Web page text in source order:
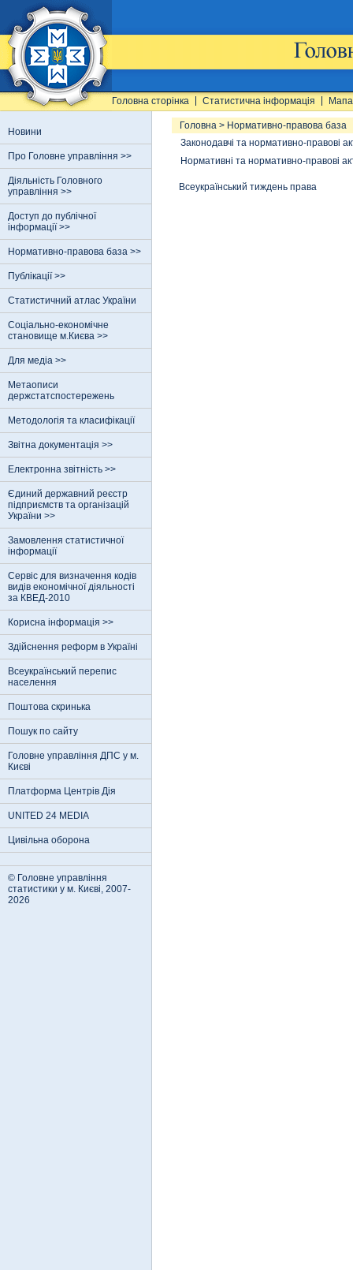
Головна сторінка Статистична інформація
Новини
Про Головне управління >>
Діяльність Головного
управління >>
Доступ до публічної
інформації >>
Нормативно-правова база >>
Публікації >>
Статистичний атлас України
Соціально-економічне
становище м.Києва >>
Для медіа >>
Метаописи
держстатспостережень
Методологія та класифікації
Звітна документація >>
Електронна звітність >>
Єдиний державний реєстр
пiдприємств та органiзацiй
України >>
Замовлення статистичної
інформації
Сервіс для визначення кодів
видів економічної діяльності
за КВЕД-2010
Корисна інформація >>
Здійснення реформ в Україні
Всеукраїнський перепис
населення
Поштова скринька
Пошук по сайту
Головне управління ДПС у м.
Києві
Платформа Центрів Дія
UNITED 24 MEDIA
Цивільна оборона
© Головне управління
статистики у м. Києві, 2007-
2026
Головна > Нормативно-правова база
Законодавчі та нормативно-правові
Нормативні та нормативно-правові
Всеукраїнський тиждень права